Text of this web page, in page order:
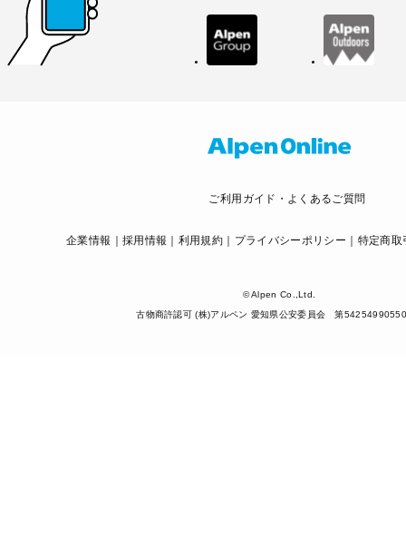
ご利用ガイド・よくあるご質問
企業情報 採用情報 利用規約 プライバシーポリシー 特定商取
© Alpen Co.,Ltd.
古物商許認可 (株)アルペン 愛知県公安委員会 第